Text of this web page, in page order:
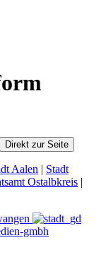
Direkt zur Seite
Aalen | Stadt
Ostalbkreis |